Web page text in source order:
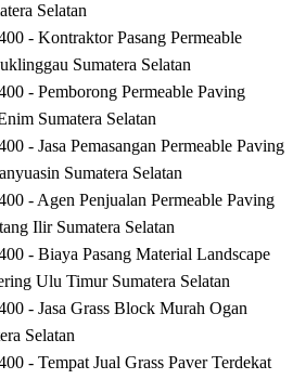
Selatan
- Kontraktor Pasang Permeable
Sumatera Selatan
- Pemborong Permeable Paving
Sumatera Selatan
- Jasa Pemasangan Permeable Paving
Sumatera Selatan
- Agen Penjualan Permeable Paving
Ilir Sumatera Selatan
- Biaya Pasang Material Landscape
Ulu Timur Sumatera Selatan
- Jasa Grass Block Murah Ogan
Selatan
- Tempat Jual Grass Paver Terdekat